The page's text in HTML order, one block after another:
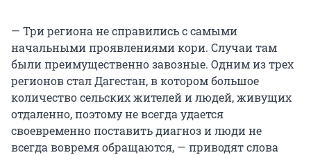
— Три региона не справились с самыми
начальными проявлениями кори. Случаи там
были преимущественно завозные. Одним из трех
регионов стал Дагестан, в котором большое
количество сельских жителей и людей, живущих
отдаленно, поэтому не всегда удается
своевременно поставить диагноз и люди не
всегда вовремя обращаются, — приводят слова